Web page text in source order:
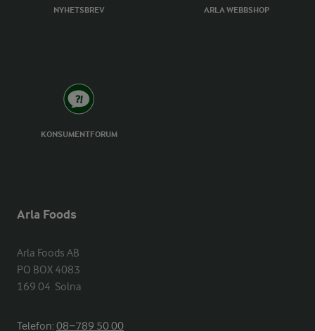
NYHETSBREV ARLA WEBBSHOP
KONSUMENTFORUM
Arla Foods
Arla Foods AB
PO BOX 4083
169 04  Solna
Telefon:08−789 50 00